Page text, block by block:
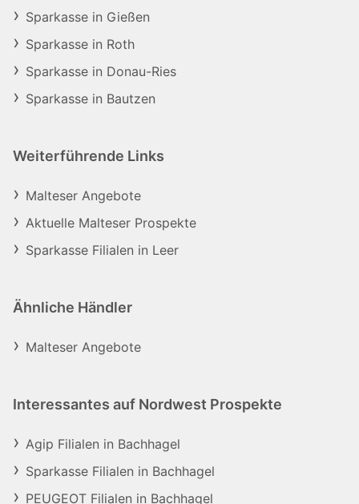
Sparkasse in Gießen
Sparkasse in Roth
Sparkasse in Donau-Ries
Sparkasse in Bautzen
Weiterführende Links
Malteser Angebote
Aktuelle Malteser Prospekte
Sparkasse Filialen in Leer
Ähnliche Händler
Malteser Angebote
Interessantes auf Nordwest Prospekte
Agip Filialen in Bachhagel
Sparkasse Filialen in Bachhagel
PEUGEOT Filialen in Bachhagel